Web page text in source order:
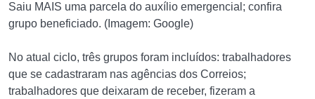
Saiu MAIS uma parcela do auxílio emergencial; confira
grupo beneficiado. (Imagem: Google)
No atual ciclo, três grupos foram incluídos: trabalhadores
que se cadastraram nas agências dos Correios;
trabalhadores que deixaram de receber, fizeram a